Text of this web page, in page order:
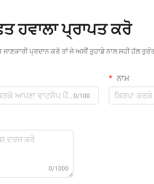
ਹਵਾਲਾ ਪ੍ਰਾਪਤ ਕਰੋ
ਪ੍ਰਦਾਨ ਕਰੋ ਤਾਂ ਜੋ ਅਸੀਂ ਤੁਹਾਡੇ ਨਾਲ ਸਹੀ ਹੱਲ
0/100
ਨਾਮ
0/1000